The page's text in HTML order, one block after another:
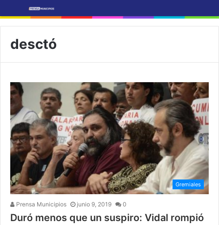
desctó
Gremiales
Prensa Municipios junio 9, 2019 0
Duró menos que un suspiro: Vidal rompió